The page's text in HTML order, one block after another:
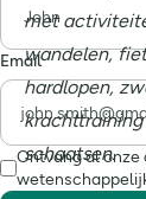
met
wandelen,
hardlopen,
krachttraining
schaatsen.
Email
Ontvang al onze